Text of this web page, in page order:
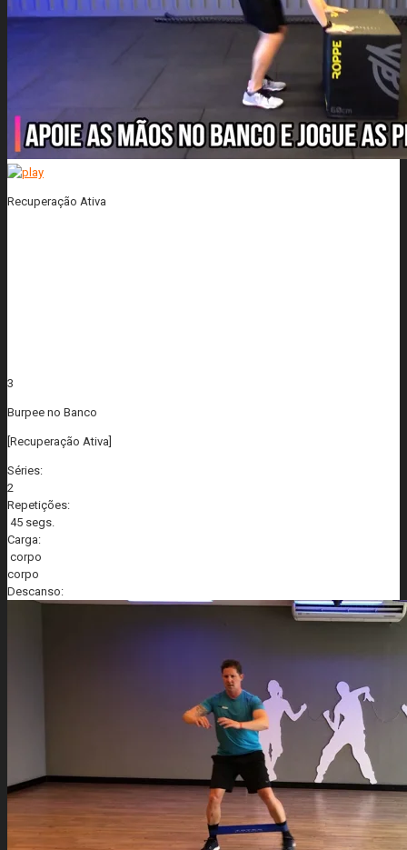
Recuperação Ativa
3
Burpee no Banco
[Recuperação Ativa]
Séries:
2
Repetições:
45 segs.
Carga:
corpo
corpo
Descanso: